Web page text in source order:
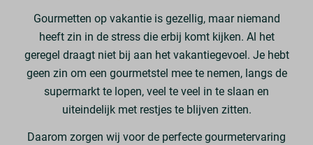
Gourmetten op vakantie is gezellig, maar niemand
heeft zin in de stress die erbij komt kijken. Al het
geregel draagt niet bij aan het vakantiegevoel. Je hebt
geen zin om een gourmetstel mee te nemen, langs de
supermarkt te lopen, veel te veel in te slaan en
uiteindelijk met restjes te blijven zitten.
Daarom zorgen wij voor de perfecte gourmetervaring